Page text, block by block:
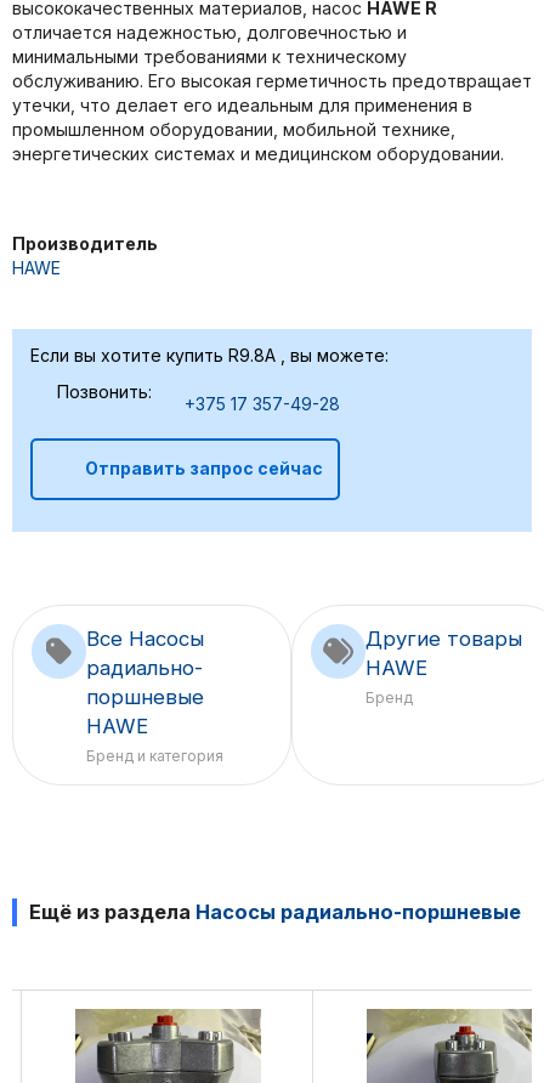
высококачественных материалов, насос HAWE R
отличается надежностью, долговечностью и
минимальными требованиями к техническому
обслуживанию. Его высокая герметичность предотвращает
утечки, что делает его идеальным для применения в
промышленном оборудовании, мобильной технике,
энергетических системах и медицинском оборудовании.
Производитель
HAWE
Если вы хотите купить R9.8A , вы можете:
Позвонить:
+375 17 357-49-28
Отправить запрос сейчас
Все Насосы
радиально-
поршневые
HAWE
Бренд и категория
Другие товары
HAWE
Бренд
Ещё из раздела Насосы радиально-поршневые